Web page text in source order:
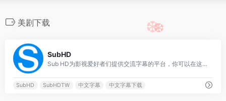
美剧下载
SubHD
Sub HD为影视爱好者们提供交流字幕的平台，你可以在这里找到并下载字幕，对字幕打分和评论，也可以上传字幕与大家分享。
SubHD SubHDTW 中文字幕 中文字幕下载
❆❆